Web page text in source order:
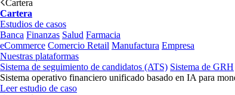
Cartera
Cartera
Estudios de casos
Banca Finanzas Salud Farmacia
eCommerce Comercio Retail Manufactura Empresa
Nuestras plataformas
Sistema de seguimiento de candidatos (ATS) Sistema de GRH
Sistema operativo financiero unificado basado en IA para
Leer estudio de caso